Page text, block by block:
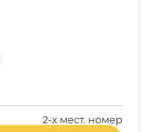
2-x мест. номер